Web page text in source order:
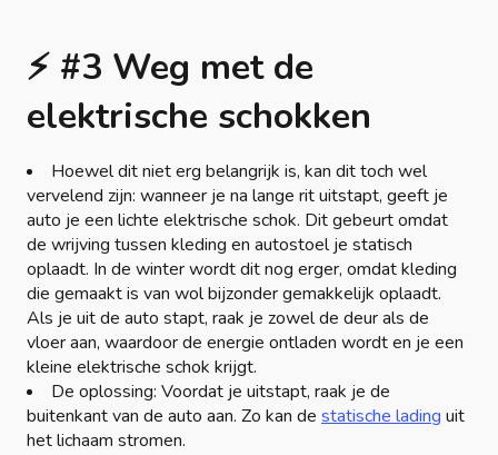
⚡ #3 Weg met de
elektrische schokken
Hoewel dit niet erg belangrijk is, kan dit toch wel
vervelend zijn: wanneer je na lange rit uitstapt, geeft je
auto je een lichte elektrische schok. Dit gebeurt omdat
de wrijving tussen kleding en autostoel je statisch
oplaadt. In de winter wordt dit nog erger, omdat kleding
die gemaakt is van wol bijzonder gemakkelijk oplaadt.
Als je uit de auto stapt, raak je zowel de deur als de
vloer aan, waardoor de energie ontladen wordt en je een
kleine elektrische schok krijgt.
De oplossing: Voordat je uitstapt, raak je de
buitenkant van de auto aan. Zo kan de statische lading uit
het lichaam stromen.